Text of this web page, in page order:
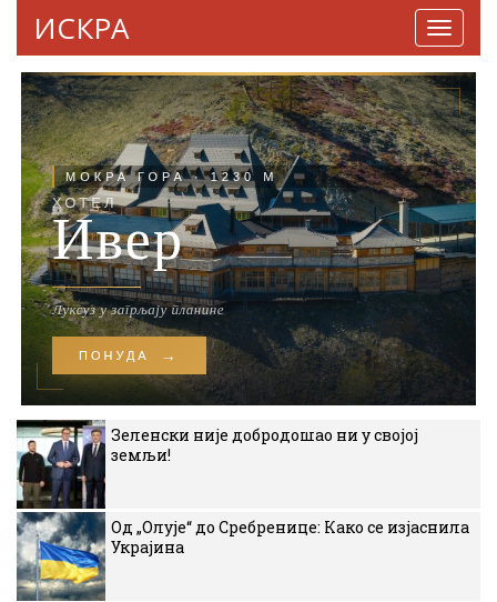
ИСКРА
Зеленски није добродошао ни у својој
земљи!
Од „Олује“ до Сребренице: Како се изјаснила
Украјина